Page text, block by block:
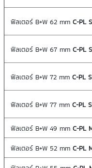
ฟิลเตอร์ B+W 62 mm C-PL
ฟิลเตอร์ B+W 67 mm C-PL
ฟิลเตอร์ B+W 72 mm C-PL
ฟิลเตอร์ B+W 77 mm C-PL
ฟิลเตอร์ B+W 49 mm C-PL
ฟิลเตอร์ B+W 52 mm C-PL